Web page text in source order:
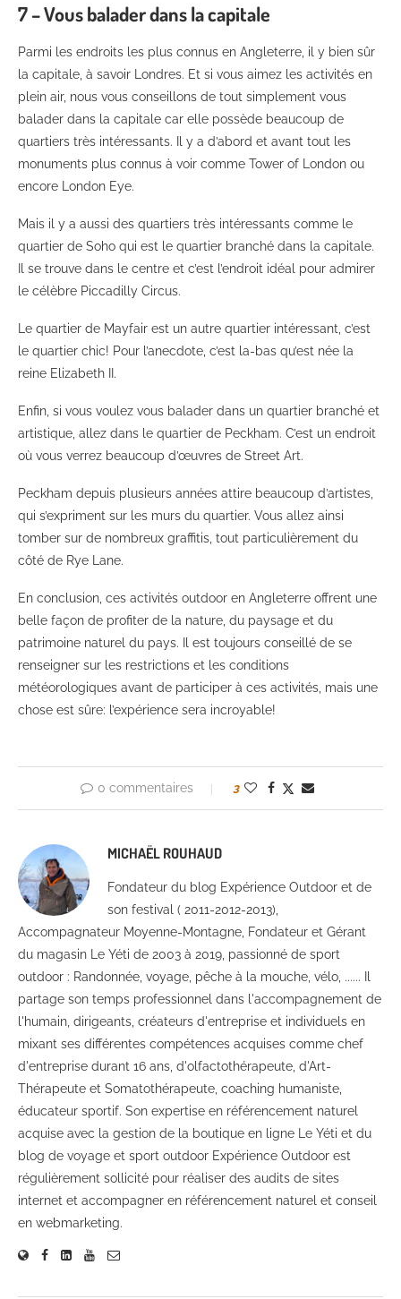
7 – Vous balader dans la capitale
Parmi les endroits les plus connus en Angleterre, il y bien sûr
la capitale, à savoir Londres. Et si vous aimez les activités en
plein air, nous vous conseillons de tout simplement vous
balader dans la capitale car elle possède beaucoup de
quartiers très intéressants. Il y a d’abord et avant tout les
monuments plus connus à voir comme Tower of London ou
encore London Eye.
Mais il y a aussi des quartiers très intéressants comme le
quartier de Soho qui est le quartier branché dans la capitale.
Il se trouve dans le centre et c’est l’endroit idéal pour admirer
le célèbre Piccadilly Circus.
Le quartier de Mayfair est un autre quartier intéressant, c’est
le quartier chic! Pour l’anecdote, c’est la-bas qu’est née la
reine Elizabeth II.
Enfin, si vous voulez vous balader dans un quartier branché et
artistique, allez dans le quartier de Peckham. C’est un endroit
où vous verrez beaucoup d’œuvres de Street Art.
Peckham depuis plusieurs années attire beaucoup d’artistes,
qui s’expriment sur les murs du quartier. Vous allez ainsi
tomber sur de nombreux graffitis, tout particulièrement du
côté de Rye Lane.
En conclusion, ces activités outdoor en Angleterre offrent une
belle façon de profiter de la nature, du paysage et du
patrimoine naturel du pays. Il est toujours conseillé de se
renseigner sur les restrictions et les conditions
météorologiques avant de participer à ces activités, mais une
chose est sûre: l’expérience sera incroyable!
0 commentaires 3
MICHAËL ROUHAUD
Fondateur du blog Expérience Outdoor et de
son festival ( 2011-2012-2013),
Accompagnateur Moyenne-Montagne, Fondateur et Gérant
du magasin Le Yéti de 2003 à 2019, passionné de sport
outdoor : Randonnée, voyage, pêche à la mouche, vélo, ...... Il
partage son temps professionnel dans l'accompagnement de
l'humain, dirigeants, créateurs d'entreprise et individuels en
mixant ses différentes compétences acquises comme chef
d'entreprise durant 16 ans, d'olfactothérapeute, d'Art-
Thérapeute et Somatothérapeute, coaching humaniste,
éducateur sportif. Son expertise en référencement naturel
acquise avec la gestion de la boutique en ligne Le Yéti et du
blog de voyage et sport outdoor Expérience Outdoor est
régulièrement sollicité pour réaliser des audits de sites
internet et accompagner en référencement naturel et conseil
en webmarketing.